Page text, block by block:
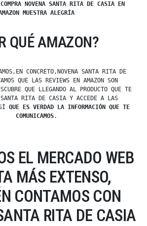
NOVENA SANTA RITA DE CASIA EN
MUESTRA ALEGRÍA
QUÉ AMAZON?
CONCRETO,NOVENA SANTA RITA DE
QUE LAS REVIEWS EN AMAZON SON
QUE LLEGANDO AL PRODUCTO QUE TE
SANTA RITA DE CASIA Y ACCEDE A LAS
QUE ES VERDAD LA INFORMACIÓN QUE TE
COMUNICAMOS.
EL MERCADO WEB
MÁS EXTENSO,
CONTAMOS CON
RITA DE CASIA